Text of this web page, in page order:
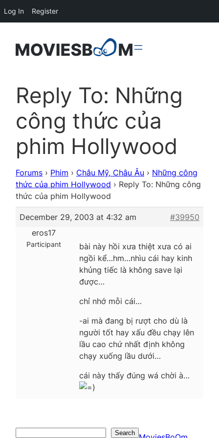
Reply To: Những
công thức của
phim Hollywood
Forums › Phim › Châu Mỹ, Châu Âu › Những công
thức của phim Hollywood › Reply To: Những công
thức của phim Hollywood
December 29, 2003 at 4:32 am
#39950
eros17
Participant
bài này hồi xưa thiệt xưa có ai
ngồi kể…hm…nhìu cái hay kinh
khủng tiếc là không save lại
được…
chỉ nhớ mỗi cái…
-ai mà đang bị rượt cho dù là
người tốt hay xấu đều chạy lên
lầu cao chứ nhất định không
chạy xuống lầu dưới…
cái này thấy đúng wá chời à…
Search
Log In Register